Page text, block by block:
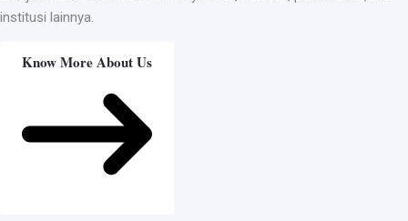
institusi lainnya.
Know More About Us